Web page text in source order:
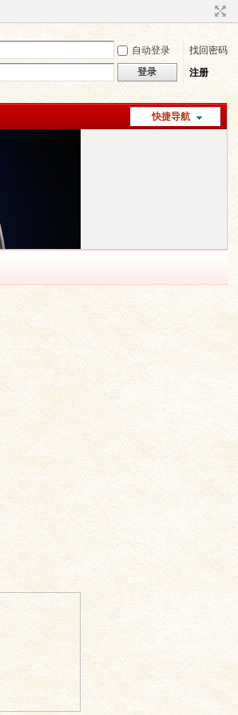
自动登录
找回密码
登录 注册
快捷导航